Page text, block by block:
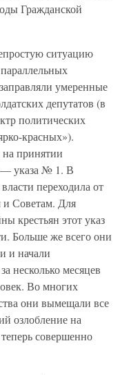
Гражданской
ситуацию
умеренные
депутатов (в
политических
красных»).
принятии
— указа № 1. В
переходила от
и Советам. Для
крестьян этот указ
Больше же всего они
и начали
несколько месяцев
Во многих
они вымещали все
озлобление на
совершенно